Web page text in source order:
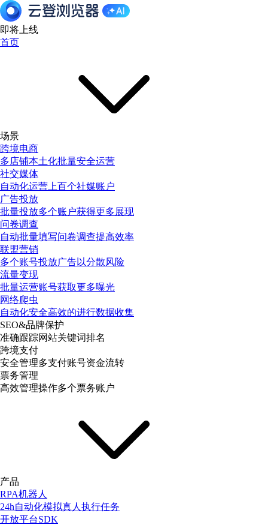
即将上线
首页
场景
跨境电商
多店铺本土化批量安全运营
社交媒体
自动化运营上百个社媒账户
广告投放
批量投放多个账户获得更多展现
问卷调查
自动批量填写问卷调查提高效率
联盟营销
多个账号投放广告以分散风险
流量变现
批量运营账号获取更多曝光
网络爬虫
自动化安全高效的进行数据收集
SEO&品牌保护
准确跟踪网站关键词排名
跨境支付
安全管理多支付账号资金流转
票务管理
高效管理操作多个票务账户
产品
RPA机器人
24h自动化模拟真人执行任务
开放平台SDK